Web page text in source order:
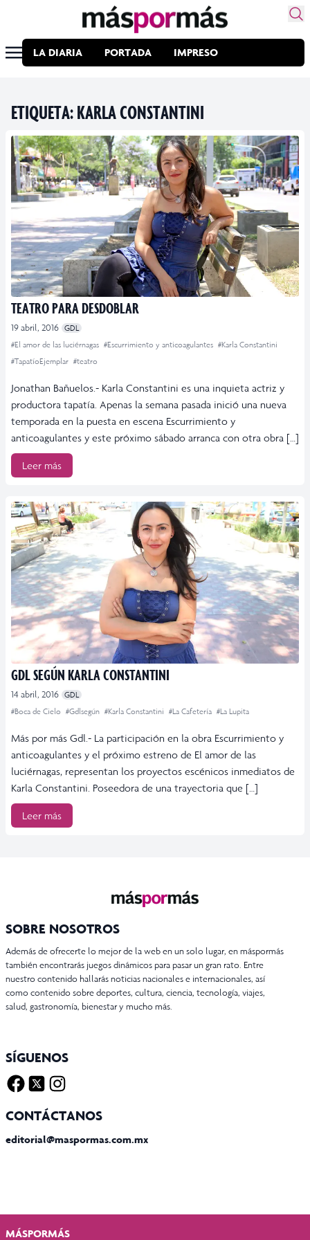
LA DIARIA PORTADA IMPRESO
ETIQUETA:KARLA CONSTANTINI
TEATRO PARA DESDOBLAR
19 abril, 2016 GDL
#El amor de las luciérnagas #Escurrimiento y anticoagulantes #Karla Constantini
#TapatíoEjemplar #teatro
Jonathan Bañuelos.- Karla Constantini es una inquieta actriz y
productora tapatía. Apenas la semana pasada inició una nueva
temporada en la puesta en escena Escurrimiento y
anticoagulantes y este próximo sábado arranca con otra obra […]
Leer más
GDL SEGÚN KARLA CONSTANTINI
14 abril, 2016 GDL
#Boca de Cielo #Gdlsegún #Karla Constantini #La Cafetería #La Lupita
Más por más Gdl.- La participación en la obra Escurrimiento y
anticoagulantes y el próximo estreno de El amor de las
luciérnagas, representan los proyectos escénicos inmediatos de
Karla Constantini. Poseedora de una trayectoria que […]
Leer más
SOBRE NOSOTROS
Además de ofrecerte lo mejor de la web en un solo lugar, en máspormás
también encontrarás juegos dinámicos para pasar un gran rato. Entre
nuestro contenido hallarás noticias nacionales e internacionales, así
como contenido sobre deportes, cultura, ciencia, tecnología, viajes,
salud, gastronomía, bienestar y mucho más.
SÍGUENOS
CONTÁCTANOS
editorial@maspormas.com.mx
MÁSPORMÁS